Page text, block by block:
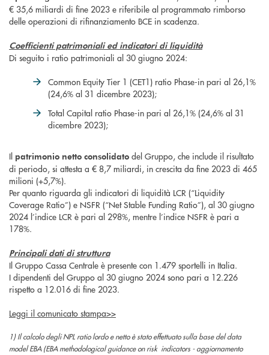
€ 35,6 miliardi di fine 2023 e riferibile al programmato rimborso
delle operazioni di rifinanziamento BCE in scadenza.
Coefficienti patrimoniali ed indicatori di liquidità
Di seguito i ratio patrimoniali al 30 giugno 2024:
Common Equity Tier 1 (CET1) ratio Phase-in pari al 26,1%
(24,6% al 31 dicembre 2023);
Total Capital ratio Phase-in pari al 26,1% (24,6% al 31
dicembre 2023);
Il patrimonio netto consolidato del Gruppo, che include il risultato
di periodo, si attesta a € 8,7 miliardi, in crescita da fine 2023 di 465
milioni (+5,7%).
Per quanto riguarda gli indicatori di liquidità LCR (“Liquidity
Coverage Ratio”) e NSFR (“Net Stable Funding Ratio”), al 30 giugno
2024 l’indice LCR è pari al 298%, mentre l’indice NSFR è pari a
178%.
Principali dati di struttura
Il Gruppo Cassa Centrale è presente con 1.479 sportelli in Italia.
I dipendenti del Gruppo al 30 giugno 2024 sono pari a 12.226
rispetto a 12.016 di fine 2023.
Leggi il comunicato stampa>>
1) Il calcolo degli NPL ratio lordo e netto è stato effettuato sulla base del data
model EBA (EBA methodological guidance on risk indicators - aggiornamento